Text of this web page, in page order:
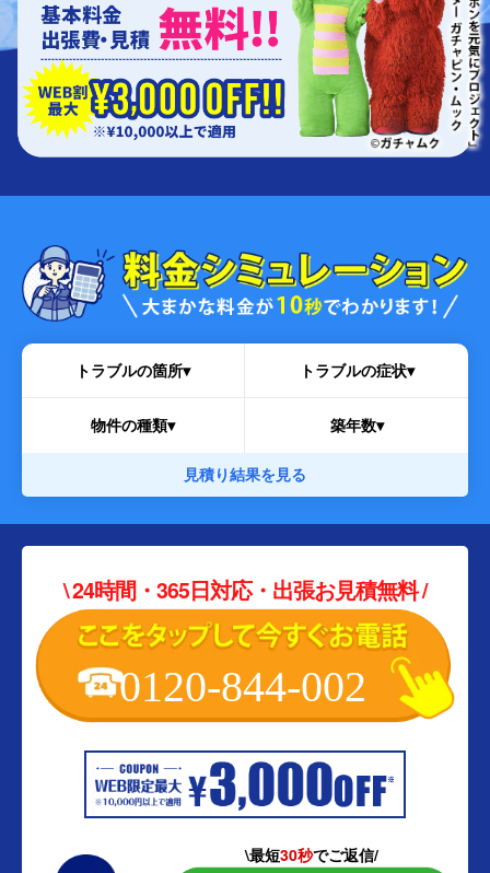
トラブルの箇所▾ トラブルの症状▾
物件の種類▾ 築年数▾
見積り結果を見る
\ 24時間・365日対応・出張お見積無料 /
0120-844-002
\最短30秒でご返信/